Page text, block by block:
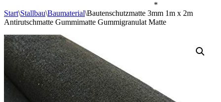
*
Start\Stallbau\Baumaterial\Bautenschutzmatte 3mm 1m x 2m
Antirutschmatte Gummimatte Gummigranulat Matte